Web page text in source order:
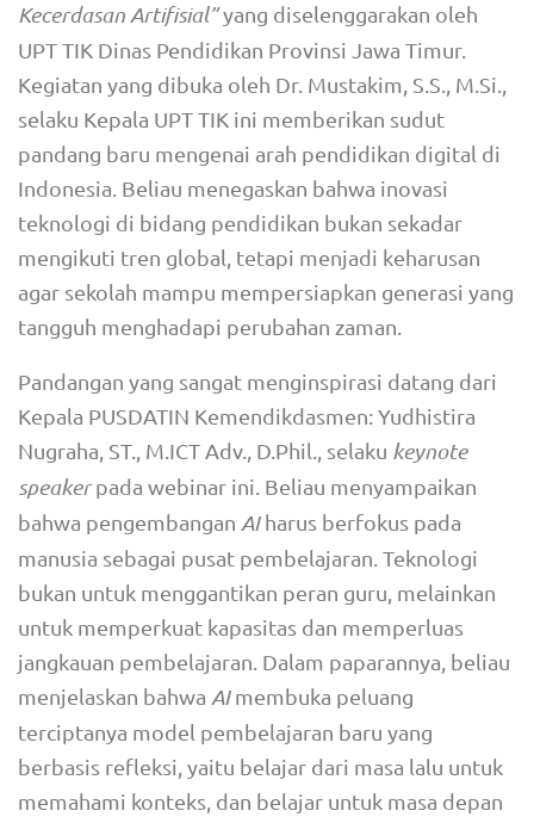
Kecerdasan Artifisial”yang diselenggarakan oleh
UPT TIK Dinas Pendidikan Provinsi Jawa Timur.
Kegiatan yang dibuka oleh Dr. Mustakim, S.S., M.Si.,
selaku Kepala UPT TIK ini memberikan sudut
pandang baru mengenai arah pendidikan digital di
Indonesia. Beliau menegaskan bahwa inovasi
teknologi di bidang pendidikan bukan sekadar
mengikuti tren global, tetapi menjadi keharusan
agar sekolah mampu mempersiapkan generasi yang
tangguh menghadapi perubahan zaman.
Pandangan yang sangat menginspirasi datang dari
Kepala PUSDATIN Kemendikdasmen: Yudhistira
Nugraha, ST., M.ICT Adv., D.Phil., selaku keynote
speakerpada webinar ini. Beliau menyampaikan
bahwa pengembangan AIharus berfokus pada
manusia sebagai pusat pembelajaran. Teknologi
bukan untuk menggantikan peran guru, melainkan
untuk memperkuat kapasitas dan memperluas
jangkauan pembelajaran. Dalam paparannya, beliau
menjelaskan bahwa AImembuka peluang
terciptanya model pembelajaran baru yang
berbasis refleksi, yaitu belajar dari masa lalu untuk
memahami konteks, dan belajar untuk masa depan